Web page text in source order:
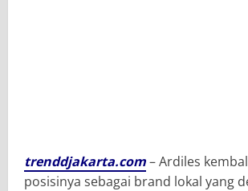
trenddjakarta.com– Ardiles
posisinya sebagai brand lokal yang